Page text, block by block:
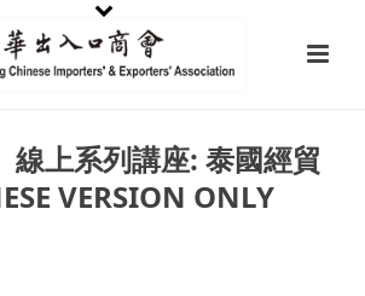
線上系列講座: 泰國經貿
VERSION ONLY